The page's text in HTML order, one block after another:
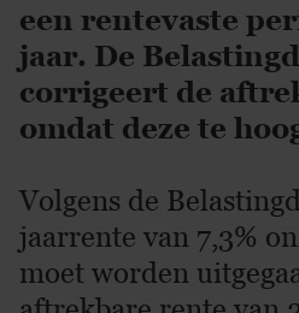
een rentevaste
jaar. De
corrigeert de
omdat deze te
Volgens de
jaarrente van 7,3%
moet worden